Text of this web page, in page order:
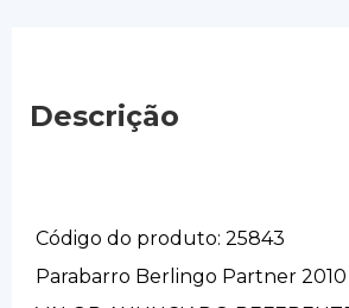
Descrição
Código do produto: 25843
Parabarro Berlingo Partner 2010